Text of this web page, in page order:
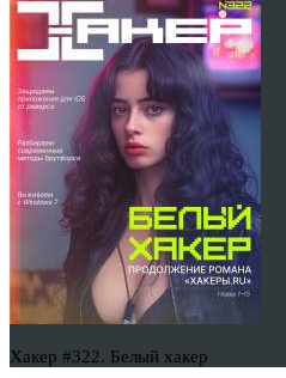
Хакер #322. Белый хакер